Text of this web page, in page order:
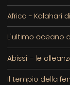
Africa - Kalahari
L'ultimo oceano
Abissi – le
Il tempio della